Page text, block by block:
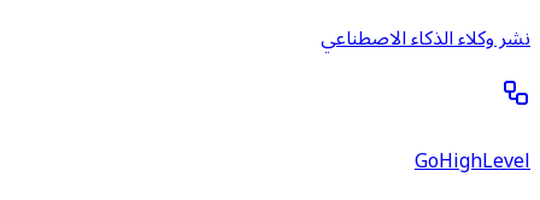
نشر وكلاء الذكاء الاصطناعي
GoHighLevel